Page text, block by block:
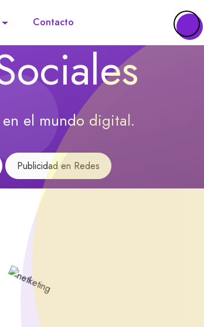
el mundo digital.
Publicidad en Redes
Contacto